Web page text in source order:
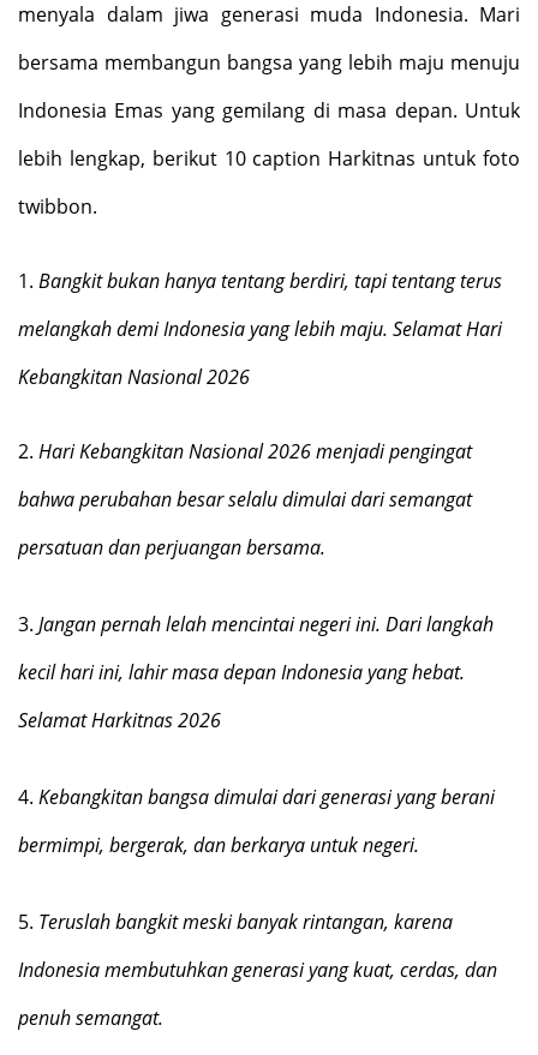
menyala dalam jiwa generasi muda Indonesia. Mari
bersama membangun bangsa yang lebih maju menuju
Indonesia Emas yang gemilang di masa depan. Untuk
lebih lengkap, berikut 10 caption Harkitnas untuk foto
twibbon.
1. Bangkit bukan hanya tentang berdiri, tapi tentang terus
melangkah demi Indonesia yang lebih maju. Selamat Hari
Kebangkitan Nasional 2026
2. Hari Kebangkitan Nasional 2026 menjadi pengingat
bahwa perubahan besar selalu dimulai dari semangat
persatuan dan perjuangan bersama.
3. Jangan pernah lelah mencintai negeri ini. Dari langkah
kecil hari ini, lahir masa depan Indonesia yang hebat.
Selamat Harkitnas 2026
4. Kebangkitan bangsa dimulai dari generasi yang berani
bermimpi, bergerak, dan berkarya untuk negeri.
5. Teruslah bangkit meski banyak rintangan, karena
Indonesia membutuhkan generasi yang kuat, cerdas, dan
penuh semangat.